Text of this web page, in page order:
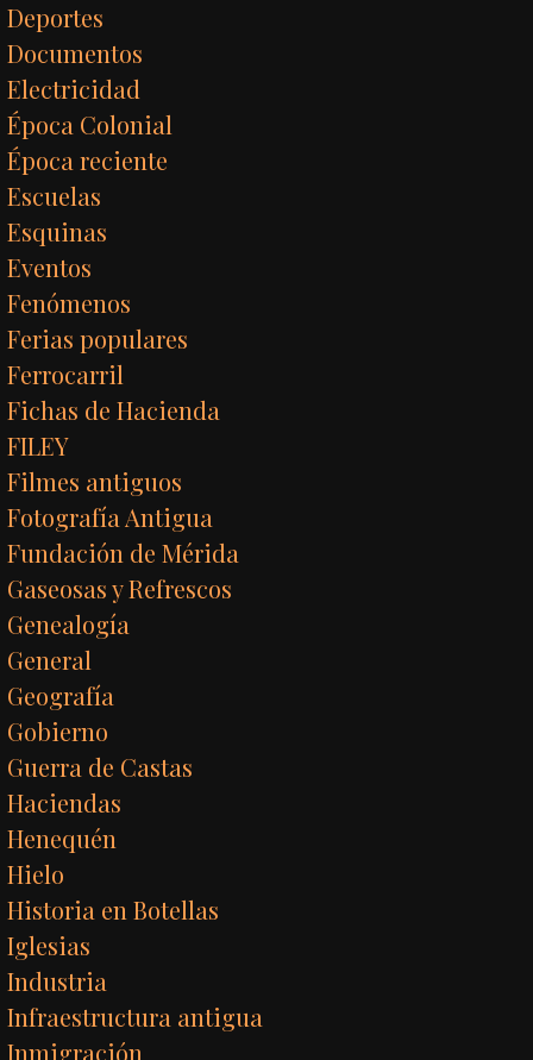
Deportes
Documentos
Electricidad
Época Colonial
Época reciente
Escuelas
Esquinas
Eventos
Fenómenos
Ferias populares
Ferrocarril
Fichas de Hacienda
FILEY
Filmes antiguos
Fotografía Antigua
Fundación de Mérida
Gaseosas y Refrescos
Genealogía
General
Geografía
Gobierno
Guerra de Castas
Haciendas
Henequén
Hielo
Historia en Botellas
Iglesias
Industria
Infraestructura antigua
Inmigración